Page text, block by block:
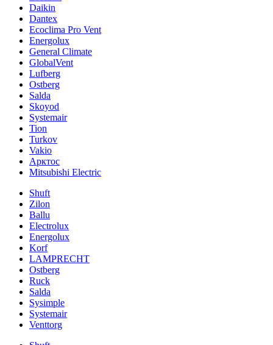
Daikin
Dantex
Ecoclima Pro Vent
Energolux
General Climate
GlobalVent
Lufberg
Ostberg
Salda
Skoyod
Systemair
Tion
Turkov
Vakio
Арктос
Mitsubishi Electric
Shuft
Zilon
Ballu
Electrolux
Energolux
Korf
LAMPRECHT
Ostberg
Ruck
Salda
Sysimple
Systemair
Venttorg